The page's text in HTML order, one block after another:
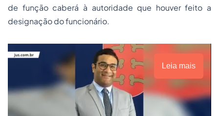
de função caberá à autoridade que houver feito a
designação do funcionário.
Leia mais